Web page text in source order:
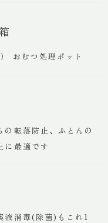
おむつ処理ポット
の転落防止、ふとんの
に最適です
液消毒(除菌)もこれ1